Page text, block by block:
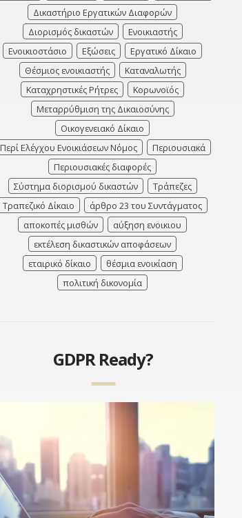
Δικαστήριο Εργατικών Διαφορών
Διορισμός δικαστών
Ενοικιαστής
Ενοικιοστάσιο
Εξώσεις
Εργατικό Δίκαιο
Θέσμιος ενοικιαστής
Καταναλωτής
Καταχρηστικές Ρήτρες
Κορωνοϊός
Μεταρρύθμιση της Δικαιοσύνης
Οικογενειακό Δίκαιο
Περί Ελέγχου Ενοικιάσεων Νόμος
Περιουσιακά
Περιουσιακές διαφορές
Σύστημα διορισμού δικαστών
Τράπεζες
Τραπεζικό Δίκαιο
άρθρο 23 του Συντάγματος
αποκοπές μισθών
αύξηση ενοικιου
εκτέλεση δικαστικών αποφάσεων
εταιρικό δίκαιο
θέσμια ενοικίαση
πολιτική δικονομία
GDPR Ready?